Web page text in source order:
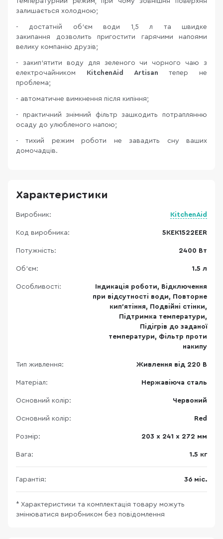
залишається холодною;
- достатній об'єм води 1,5 л та швидке
закипання дозволить пригостити гарячими напоями
велику компанію друзів;
- закип'ятити воду для зеленого чи чорного чаю з
електрочайником KitchenAid Artisanтепер не
проблема;
- автоматичне вимкнення після кипіння;
- практичний знімний фільтр зашкодить потраплянню
осаду до улюбленого напою;
- тихий режим роботи не завадить сну ваших
домочадців.
Характеристики
Виробник: KitchenAid
Код виробника: 5KEK1522EER
Потужність: 2400 Вт
Об'єм: 1.5 л
Особливості:
Індикація роботи, Відключення
при відсутності води, Повторне
кип'ятіння, Подвійні стінки,
Підтримка температури,
Підігрів до заданої
температури, Фільтр проти
накипу
Тип живлення: Живлення від 220 В
Матеріал: Нержавіюча сталь
Основний колір: Червоний
Основний колір: Red
Розмір: 203 х 241 х 272 мм
Вага: 1.5 кг
Гарантія: 36 міс.
* Характеристики та комплектація товару можуть
змінюватися виробником без повідомлення